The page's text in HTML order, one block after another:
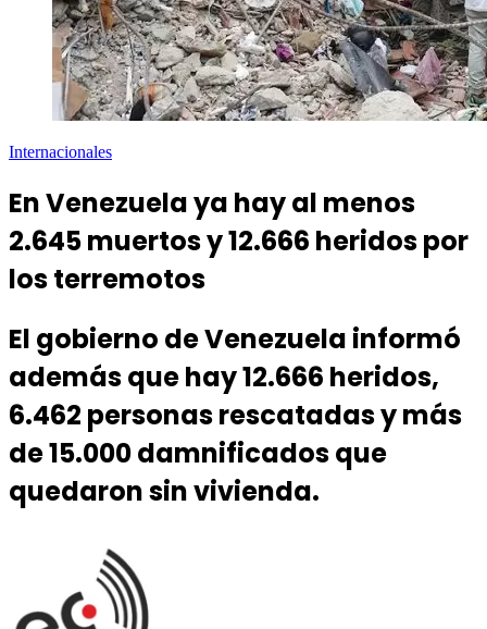
Internacionales
En Venezuela ya hay al menos
2.645 muertos y 12.666 heridos por
los terremotos
El gobierno de Venezuela informó
además que hay 12.666 heridos,
6.462 personas rescatadas y más
de 15.000 damnificados que
quedaron sin vivienda.